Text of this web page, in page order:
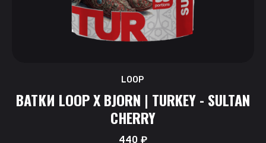
LOOP
ВАТКИ LOOP X BJORN | TURKEY - SULTAN
CHERRY
440₽